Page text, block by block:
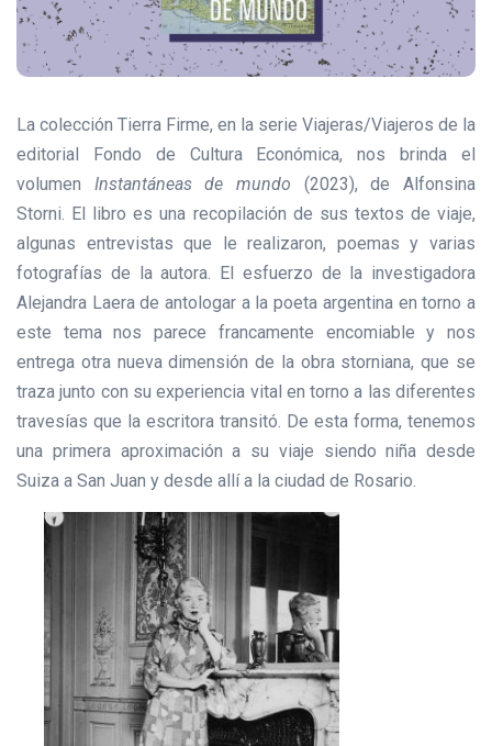
La colección Tierra Firme, en la serie Viajeras/Viajeros de la
editorial Fondo de Cultura Económica, nos brinda el
volumen Instantáneas de mundo (2023), de Alfonsina
Storni. El libro es una recopilación de sus textos de viaje,
algunas entrevistas que le realizaron, poemas y varias
fotografías de la autora. El esfuerzo de la investigadora
Alejandra Laera de antologar a la poeta argentina en torno a
este tema nos parece francamente encomiable y nos
entrega otra nueva dimensión de la obra storniana, que se
traza junto con su experiencia vital en torno a las diferentes
travesías que la escritora transitó. De esta forma, tenemos
una primera aproximación a su viaje siendo niña desde
Suiza a San Juan y desde allí a la ciudad de Rosario.